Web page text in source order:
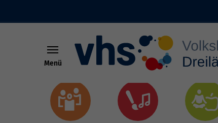
Skip to main content
Menü